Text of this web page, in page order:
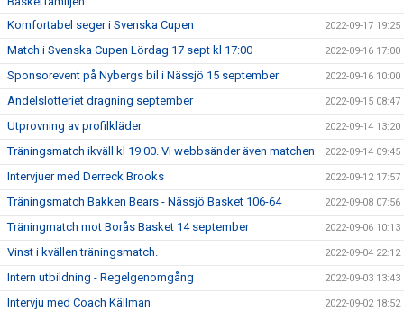
Komfortabel seger i Svenska Cupen
2022-09-17 19:25
Match i Svenska Cupen Lördag 17 sept kl 17:00 2022-09-16 17:00
Sponsorevent på Nybergs bil i Nässjö 15 september 2022-09-16 10:00
Andelslotteriet dragning september 2022-09-15 08:47
Utprovning av profilkläder 2022-09-14 13:20
Träningsmatch ikväll kl 19:00. Vi webbsänder även matchen 2022-09-14 09:45
Intervjuer med Derreck Brooks 2022-09-12 17:57
Träningsmatch Bakken Bears - Nässjö Basket 106-64 2022-09-08 07:56
Träningmatch mot Borås Basket 14 september 2022-09-06 10:13
Vinst i kvällen träningsmatch. 2022-09-04 22:12
Intern utbildning - Regelgenomgång 2022-09-03 13:43
Intervju med Coach Källman 2022-09-02 18:52